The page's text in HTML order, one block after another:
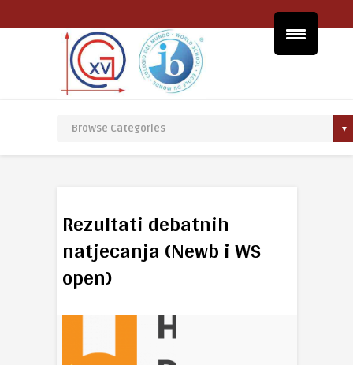
Rezultati debatnih
natjecanja (Newb i WS
open)